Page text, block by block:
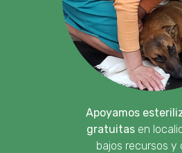
Apoyamos
gratuitas en
bajos recursos y